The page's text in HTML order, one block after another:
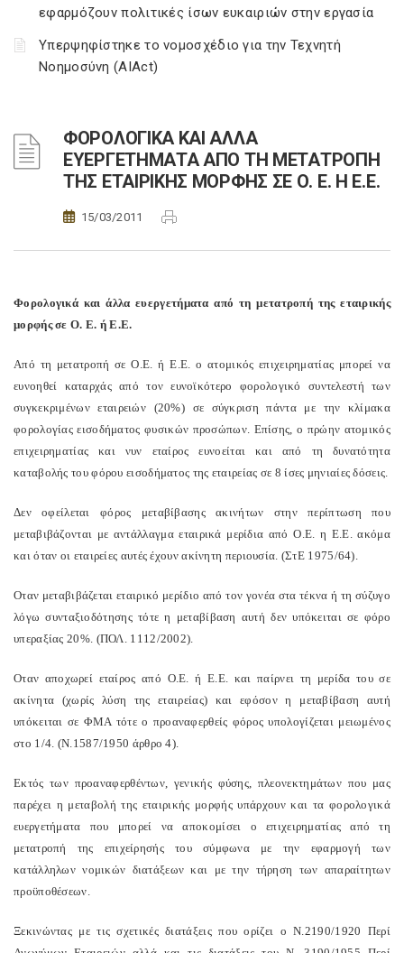
εφαρμόζουν πολιτικές ίσων ευκαιριών στην εργασία
Υπερψηφίστηκε το νομοσχέδιο για την Τεχνητή
Νοημοσύνη (AIAct)
ΦΟΡΟΛΟΓΙΚΑ ΚΑΙ ΑΛΛΑ
ΕΥΕΡΓΕΤΗΜΑΤΑ ΑΠΟ ΤΗ ΜΕΤΑΤΡΟΠΗ
ΤΗΣ ΕΤΑΙΡΙΚΗΣ ΜΟΡΦΗΣ ΣΕ Ο. Ε. Η Ε.Ε.
15/03/2011
Φορολογικά και άλλα ευεργετήματα από τη μετατροπή της εταιρικής
μορφής σε Ο. Ε. ή Ε.Ε.
Aπό τη μετατροπή σε Ο.Ε. ή Ε.Ε. ο ατομικός επιχειρηματίας μπορεί να
ευνοηθεί καταρχάς από τον ευνοϊκότερο φορολογικό συντελεστή των
συγκεκριμένων εταιρειών (20%) σε σύγκριση πάντα με την κλίμακα
φορολογίας εισοδήματος φυσικών προσώπων. Επίσης, ο πρώην ατομικός
επιχειρηματίας και νυν εταίρος ευνοείται και από τη δυνατότητα
καταβολής του φόρου εισοδήματος της εταιρείας σε 8 ίσες μηνιαίες δόσεις.
Δεν οφείλεται φόρος μεταβίβασης ακινήτων στην περίπτωση που
μεταβιβάζονται με αντάλλαγμα εταιρικά μερίδια από Ο.Ε. η Ε.Ε. ακόμα
και όταν οι εταιρείες αυτές έχουν ακίνητη περιουσία. (ΣτΕ 1975/64).
Οταν μεταβιβάζεται εταιρικό μερίδιο από τον γονέα στα τέκνα ή τη σύζυγο
λόγω συνταξιοδότησης τότε η μεταβίβαση αυτή δεν υπόκειται σε φόρο
υπεραξίας 20%. (ΠΟΛ. 1112/2002).
Οταν αποχωρεί εταίρος από Ο.Ε. ή Ε.Ε. και παίρνει τη μερίδα του σε
ακίνητα (χωρίς λύση της εταιρείας) και εφόσον η μεταβίβαση αυτή
υπόκειται σε ΦΜΑ τότε ο προαναφερθείς φόρος υπολογίζεται μειωμένος
στο 1/4. (Ν.1587/1950 άρθρο 4).
Εκτός των προαναφερθέντων, γενικής φύσης, πλεονεκτημάτων που μας
παρέχει η μεταβολή της εταιρικής μορφής υπάρχουν και τα φορολογικά
ευεργετήματα που μπορεί να αποκομίσει ο επιχειρηματίας από τη
μετατροπή της επιχείρησής του σύμφωνα με την εφαρμογή των
κατάλληλων νομικών διατάξεων και με την τήρηση των απαραίτητων
προϋποθέσεων.
Ξεκινώντας με τις σχετικές διατάξεις που ορίζει ο Ν.2190/1920 Περί